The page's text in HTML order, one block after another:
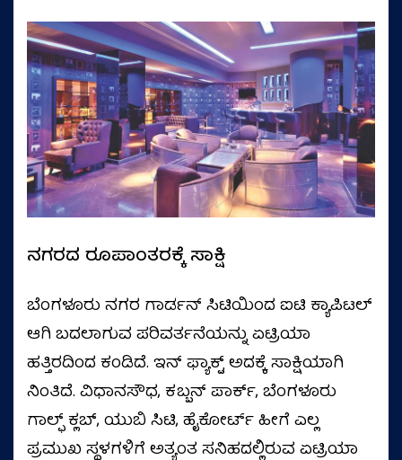
ನಗರದ ರೂಪಾಂತರಕ್ಕೆ ಸಾಕ್ಷಿ
ಬೆಂಗಳೂರು ನಗರ ಗಾರ್ಡನ್ ಸಿಟಿಯಿಂದ ಐಟಿ ಕ್ಯಾಪಿಟಲ್
ಆಗಿ ಬದಲಾಗುವ ಪರಿವರ್ತನೆಯನ್ನು ಏಟ್ರಿಯಾ
ಹತ್ತಿರದಿಂದ ಕಂಡಿದೆ. ಇನ್ ಫ್ಯಾಕ್ಟ್ ಅದಕ್ಕೆ ಸಾಕ್ಷಿಯಾಗಿ
ನಿಂತಿದೆ. ವಿಧಾನಸೌಧ, ಕಬ್ಬನ್ ಪಾರ್ಕ್, ಬೆಂಗಳೂರು
ಗಾಲ್ಫ್ ಕ್ಲಬ್, ಯುಬಿ ಸಿಟಿ, ಹೈಕೋರ್ಟ್ ಹೀಗೆ ಎಲ್ಲ
ಪ್ರಮುಖ ಸ್ಥಳಗಳಿಗೆ ಅತ್ಯಂತ ಸನಿಹದಲ್ಲಿರುವ ಏಟ್ರಿಯಾ